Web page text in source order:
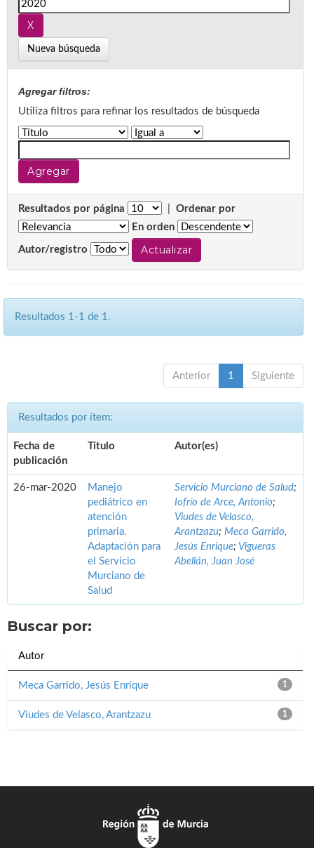
Nueva búsqueda
Agregar filtros:
Utiliza filtros para refinar los resultados de búsqueda
Resultados por página
Ordenar por
En orden
Autor/registro
Resultados 1-1 de 1.
Anterior 1 Siguiente
Resultados por ítem:
Fecha de
publicación
Título Autor(es)
26-mar-2020
Manejo
pediátrico en
atención
primaria.
Adaptación para
el Servicio
Murciano de
Salud
Servicio Murciano de Salud;
Iofrío de Arce, Antonio;
Viudes de Velasco,
Arantzazu; Meca Garrido,
Jesús Enrique; Vigueras
Abellán, Juan José
Buscar por:
Autor
1
Meca Garrido, Jesús Enrique
1
Viudes de Velasco, Arantzazu